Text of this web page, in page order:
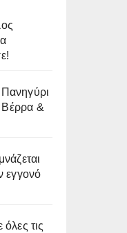
Βέρρα &
εγγονό
τις